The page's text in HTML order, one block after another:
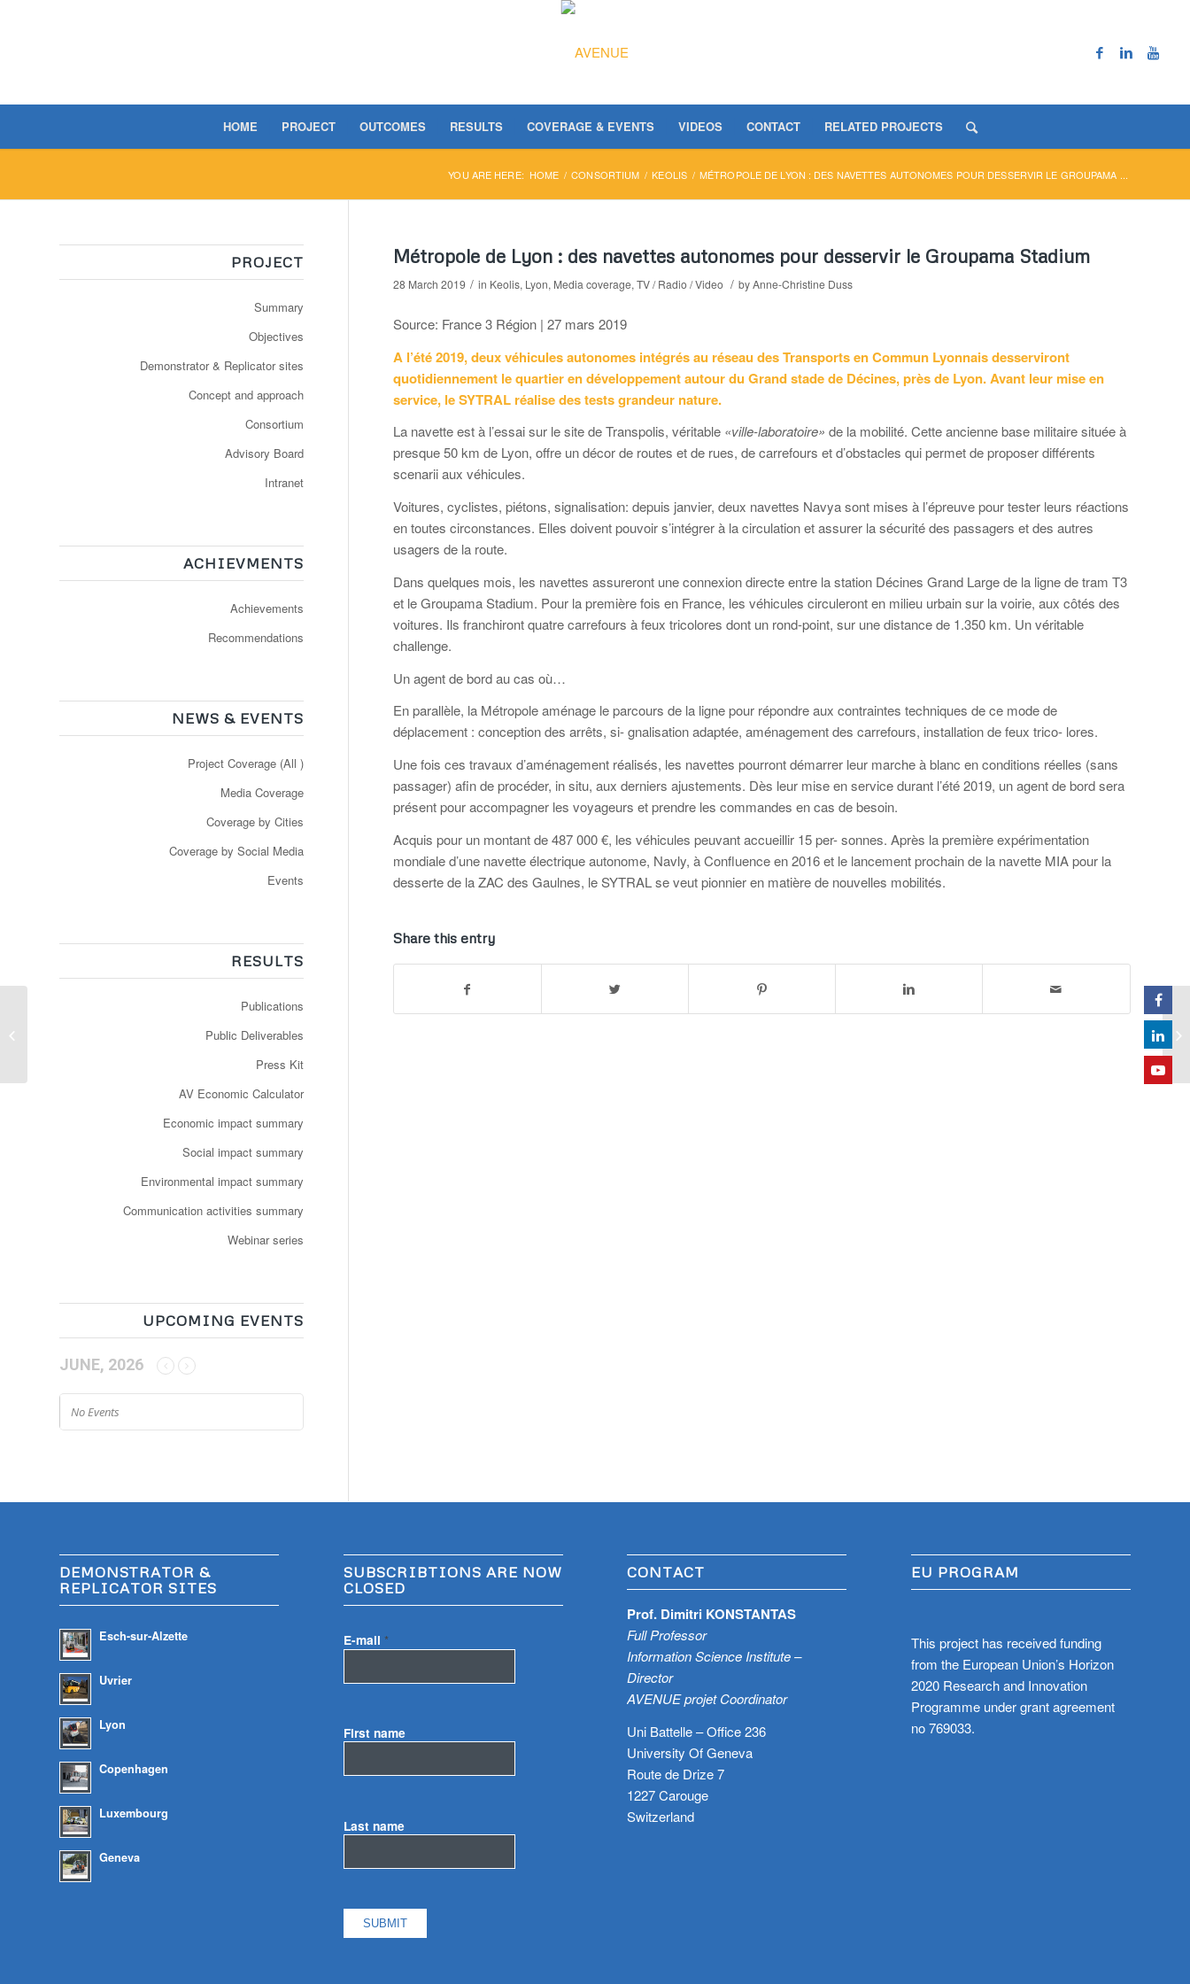
HOME PROJECT OUTCOMES RESULTS COVERAGE & EVENTS VIDEOS CONTACT RELATED PROJECTS
YOU ARE HERE: HOME / CONSORTIUM / KEOLIS / MÉTROPOLE DE LYON : DES NAVETTES AUTONOMES POUR DESSERVIR LE GROUPAMA ...
Métropole de Lyon : des navettes autonomes pour desservir le Groupama Stadium
28 March 2019 / in Keolis, Lyon, Media coverage, TV / Radio / Video / byAnne-Christine Duss
Source: France 3 Région | 27 mars 2019
A l’été 2019, deux véhicules autonomes intégrés au réseau des Transports en Commun Lyonnais desserviront
quotidiennement le quartier en développement autour du Grand stade de Décines, près de Lyon. Avant leur mise en
service, le SYTRAL réalise des tests grandeur nature.
La navette est à l’essai sur le site de Transpolis, véritable «ville-laboratoire» de la mobilité. Cette ancienne base militaire située à
presque 50 km de Lyon, offre un décor de routes et de rues, de carrefours et d’obstacles qui permet de proposer différents
scenarii aux véhicules.
Voitures, cyclistes, piétons, signalisation: depuis janvier, deux navettes Navya sont mises à l’épreuve pour tester leurs réactions
en toutes circonstances. Elles doivent pouvoir s’intégrer à la circulation et assurer la sécurité des passagers et des autres
usagers de la route.
Dans quelques mois, les navettes assureront une connexion directe entre la station Décines Grand Large de la ligne de tram T3
et le Groupama Stadium. Pour la première fois en France, les véhicules circuleront en milieu urbain sur la voirie, aux côtés des
voitures. Ils franchiront quatre carrefours à feux tricolores dont un rond-point, sur une distance de 1.350 km. Un véritable
challenge.
Un agent de bord au cas où…
En parallèle, la Métropole aménage le parcours de la ligne pour répondre aux contraintes techniques de ce mode de
déplacement : conception des arrêts, si- gnalisation adaptée, aménagement des carrefours, installation de feux trico- lores.
Une fois ces travaux d’aménagement réalisés, les navettes pourront démarrer leur marche à blanc en conditions réelles (sans
passager) afin de procéder, in situ, aux derniers ajustements. Dès leur mise en service durant l’été 2019, un agent de bord sera
présent pour accompagner les voyageurs et prendre les commandes en cas de besoin.
Acquis pour un montant de 487 000 €, les véhicules peuvant accueillir 15 per- sonnes. Après la première expérimentation
mondiale d’une navette électrique autonome, Navly, à Confluence en 2016 et le lancement prochain de la navette MIA pour la
desserte de la ZAC des Gaulnes, le SYTRAL se veut pionnier en matière de nouvelles mobilités.
Share this entry
PROJECT
Summary
Objectives
Demonstrator & Replicator sites
Concept and approach
Consortium
Advisory Board
Intranet
ACHIEVMENTS
Achievements
Recommendations
NEWS & EVENTS
Project Coverage (All )
Media Coverage
Coverage by Cities
Coverage by Social Media
Events
RESULTS
Publications
Public Deliverables
Press Kit
AV Economic Calculator
Economic impact summary
Social impact summary
Environmental impact summary
Communication activities summary
Webinar series
UPCOMING EVENTS
JUNE, 2026
No Events
DEMONSTRATOR &
REPLICATOR SITES
Esch-sur-Alzette
Uvrier
Lyon
Copenhagen
Luxembourg
Geneva
SUBSCRIBTIONS ARE NOW
CLOSED
E-mail *
First name
Last name
CONTACT
Prof. Dimitri KONSTANTAS
Full Professor
Information Science Institute –
Director
AVENUE projet Coordinator
Uni Battelle – Office 236
University Of Geneva
Route de Drize 7
1227 Carouge
Switzerland
EU PROGRAM
This project has received funding
from the European Union’s Horizon
2020 Research and Innovation
Programme under grant agreement
no 769033.